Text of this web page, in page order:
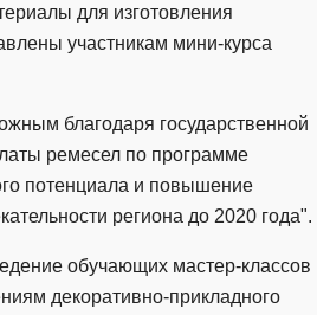
для изготовления
участникам мини-курса
благодаря государственной
ремесел по программе
потенциала и повышение
региона до 2020 года".
обучающих мастер-классов
декоративно-прикладного